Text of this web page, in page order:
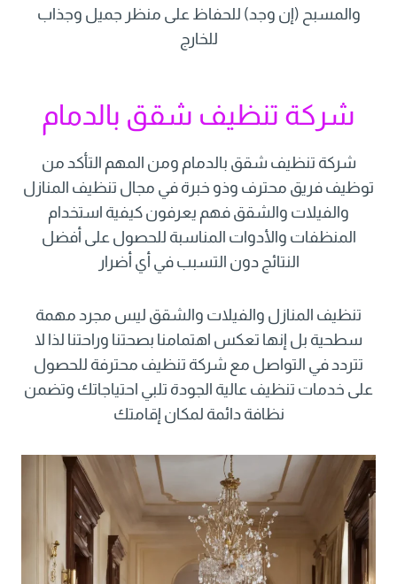
والمسبح (إن وجد) للحفاظ على منظر جميل وجذاب
للخارج
شركة تنظيف شقق بالدمام
شركة تنظيف شقق بالدمام ومن المهم التأكد من
توظيف فريق محترف وذو خبرة في مجال تنظيف المنازل
والفيلات والشقق فهم يعرفون كيفية استخدام
المنظفات والأدوات المناسبة للحصول على أفضل
النتائج دون التسبب في أي أضرار
تنظيف المنازل والفيلات والشقق ليس مجرد مهمة
سطحية بل إنها تعكس اهتمامنا بصحتنا وراحتنا لذا لا
تتردد في التواصل مع شركة تنظيف محترفة للحصول
على خدمات تنظيف عالية الجودة تلبي احتياجاتك وتضمن
نظافة دائمة لمكان إقامتك